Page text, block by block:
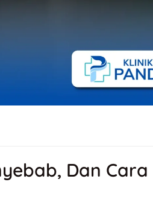
Dan Cara